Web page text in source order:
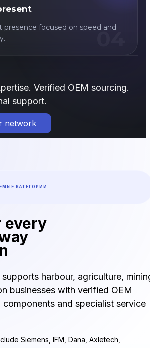
presence focused on speed and
04
Verified OEM sourcing.
support.
network
КАТЕГОРИИ
every
harbour, agriculture,
businesses with verified OEM
components and specialist service
Siemens, IFM, Dana, Axletech,